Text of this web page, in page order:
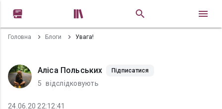
 
Головна Блоги Увага!
Аліса Польських Підписатися
5 відслідковують
24.06.20 22:12:41